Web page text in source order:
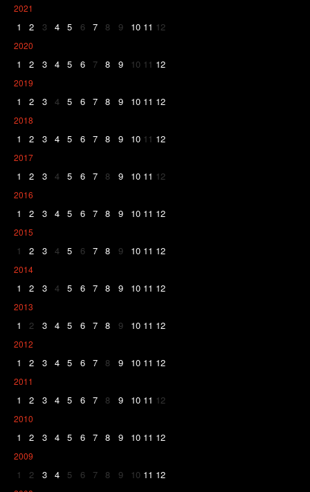
2021
1 2 3 4 5 6 7 8 9 10 11 12
2020
1 2 3 4 5 6 7 8 9 10 11 12
2019
1 2 3 4 5 6 7 8 9 10 11 12
2018
1 2 3 4 5 6 7 8 9 10 11 12
2017
1 2 3 4 5 6 7 8 9 10 11 12
2016
1 2 3 4 5 6 7 8 9 10 11 12
2015
1 2 3 4 5 6 7 8 9 10 11 12
2014
1 2 3 4 5 6 7 8 9 10 11 12
2013
1 2 3 4 5 6 7 8 9 10 11 12
2012
1 2 3 4 5 6 7 8 9 10 11 12
2011
1 2 3 4 5 6 7 8 9 10 11 12
2010
1 2 3 4 5 6 7 8 9 10 11 12
2009
1 2 3 4 5 6 7 8 9 10 11 12